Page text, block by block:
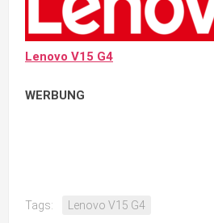
Lenovo V15 G4
WERBUNG
Tags: Lenovo V15 G4